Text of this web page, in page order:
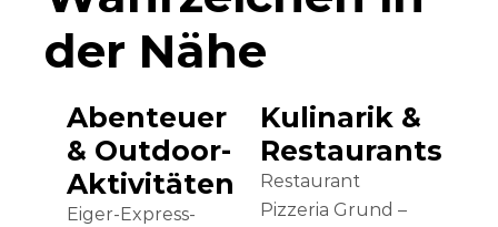
der Nähe
Abenteuer
& Outdoor-
Aktivitäten
Eiger-Express-
Kulinarik &
Restaurants
Restaurant
Pizzeria Grund –